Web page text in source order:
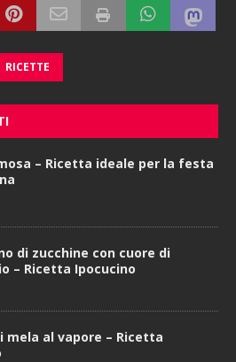
RICETTE
– Ricetta ideale per la festa
di zucchine con cuore di
– Ricetta Ipocucino
mela al vapore – Ricetta